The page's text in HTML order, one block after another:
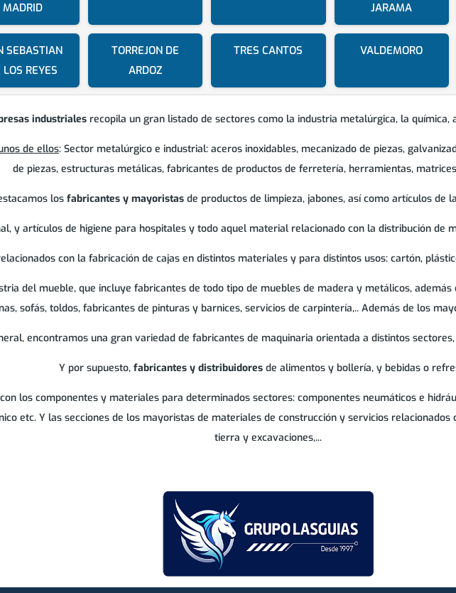
MADRID
JARAMA
SEBASTIAN
LOS REYES
TORREJON DE
ARDOZ
TRES CANTOS VALDEMORO
industriales recopila un gran listado de sectores como la industria metalúrgica, la
de ellos: Sector metalúrgico e industrial: aceros inoxidables, mecanizado de piezas,
de piezas, estructuras metálicas, fabricantes de productos de ferretería, herramientas,
losfabricantes y mayoristas de productos de limpieza, jabones, así como artículos de
y artículos de higiene para hospitales y todo aquel material relacionado con la distribución de
con la fabricación de cajas en distintos materiales y para distintos usos: cartón,
del mueble, que incluye fabricantes de todo tipo de muebles de madera y metálicos,
sofás, toldos, fabricantes de pinturas y barnices, servicios de carpintería,.. Además de los
encontramos una gran variedad de fabricantes de maquinaria orientada a distintos
Y por supuesto, fabricantes y distribuidoresde alimentos y bollería, y bebidas o
los componentes y materiales para determinados sectores: componentes neumáticos e
etc. Y las secciones de los mayoristas de materiales de construcción y servicios
tierra y excavaciones,...